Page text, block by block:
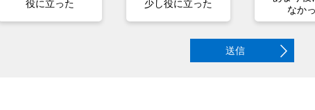
役に立った 少し役に立った
なか
送信